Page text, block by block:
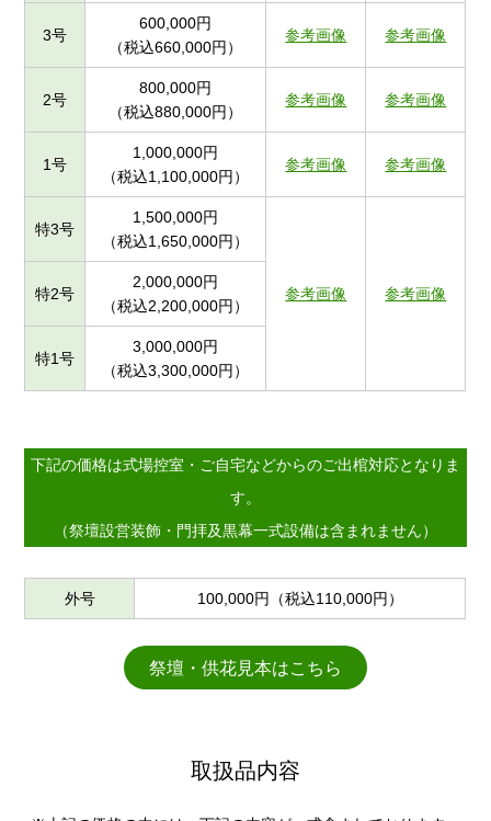
3号
600,000円
（税込660,000円）
参考画像 参考画像
2号
800,000円
（税込880,000円）
参考画像 参考画像
1号
1,000,000円
（税込1,100,000円）
参考画像 参考画像
特3号
1,500,000円
（税込1,650,000円）
参考画像 参考画像
特2号
2,000,000円
（税込2,200,000円）
特1号
3,000,000円
（税込3,300,000円）
下記の価格は式場控室・ご自宅などからのご出棺対応となりま
す。
（祭壇設営装飾・門拝及黒幕一式設備は含まれません）
外号 100,000円（税込110,000円）
祭壇・供花見本はこちら
取扱品内容